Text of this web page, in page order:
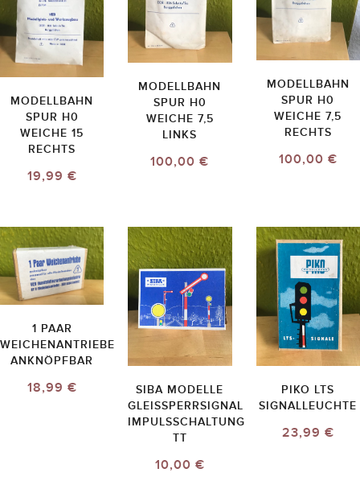
MODELLBAHN
SPUR H0
WEICHE 15
RECHTS
19,99 €
MODELLBAHN
SPUR H0
WEICHE 7,5
LINKS
100,00 €
MODELLBAHN
SPUR H0
WEICHE 7,5
RECHTS
100,00 €
1 PAAR
WEICHENANTRIEBE
ANKNÖPFBAR
18,99 €
SIBA MODELLE
GLEISSPERRSIGNAL
IMPULSSCHALTUNG
TT
10,00 €
PIKO LTS
SIGNALLEUCHTE
23,99 €